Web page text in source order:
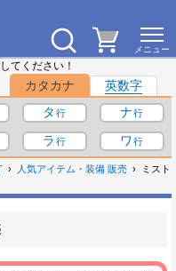
てください！
カタカナ
英数字
タ
ナ
ラ ワ
人気アイテム・装備 販売
ミスト